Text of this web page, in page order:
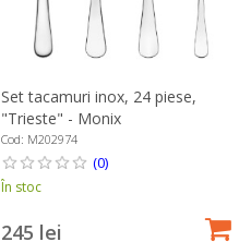
Set tacamuri inox, 24 piese,
"Trieste" - Monix
Cod: M202974
(0)
În stoc
245 lei